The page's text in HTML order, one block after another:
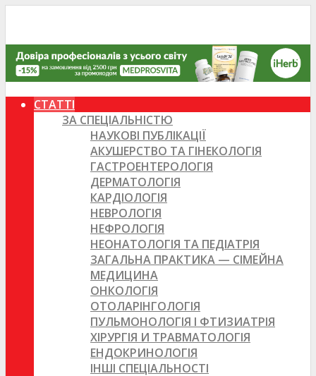
СТАТТІ
ЗА СПЕЦІАЛЬНІСТЮ
НАУКОВІ ПУБЛІКАЦІЇ
АКУШЕРСТВО ТА ГІНЕКОЛОГІЯ
ГАСТРОЕНТЕРОЛОГІЯ
ДЕРМАТОЛОГІЯ
КАРДІОЛОГІЯ
НЕВРОЛОГІЯ
НЕФРОЛОГІЯ
НЕОНАТОЛОГІЯ ТА ПЕДІАТРІЯ
ЗАГАЛЬНА ПРАКТИКА — СІМЕЙНА
МЕДИЦИНА
ОНКОЛОГІЯ
ОТОЛАРІНГОЛОГІЯ
ПУЛЬМОНОЛОГІЯ І ФТИЗИАТРІЯ
ХІРУРГІЯ И ТРАВМАТОЛОГІЯ
ЕНДОКРИНОЛОГІЯ
ІНШІ СПЕЦІАЛЬНОСТІ